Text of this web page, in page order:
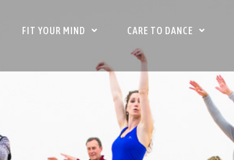
FIT YOUR MIND CARE TO DANCE